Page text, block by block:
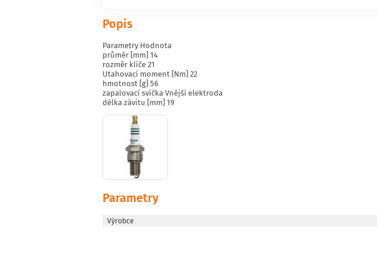
Popis
Parametry Hodnota
průměr [mm] 14
rozměr klíče 21
Utahovací moment [Nm] 22
hmotnost [g] 56
zapalovací svíčka Vnější elektroda
délka závitu [mm] 19
Parametry
Výrobce